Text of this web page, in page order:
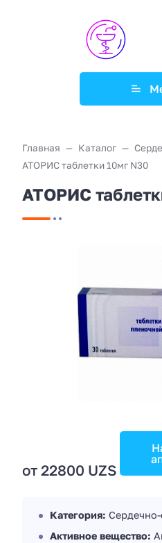
Главная Каталог
АТОРИС таблетки 10мг N30
АТОРИС
от 22800 UZS
Категория:
Активное вещество: